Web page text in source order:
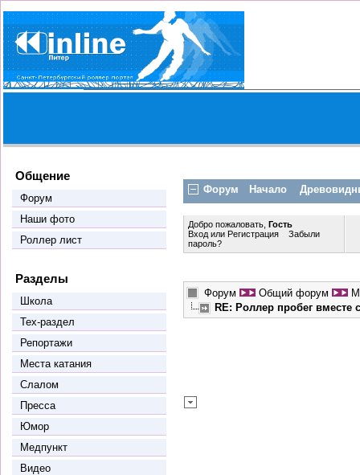
Общение
Форум
Наши фото
Роллер лист
Разделы
Школа
Тех-раздел
Репортажи
Места катания
Слалом
Пресса
Юмор
Медпункт
Видео
Форум Начало
Добро пожаловать,Гость
Входили Регистрация
Забыли
пароль?
Форум Общий форум
RE: Роллер пробег